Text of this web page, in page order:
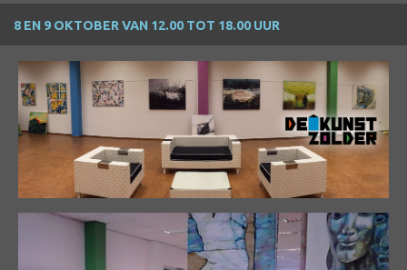
8 EN 9 OKTOBER VAN 12.00 TOT 18.00 UUR